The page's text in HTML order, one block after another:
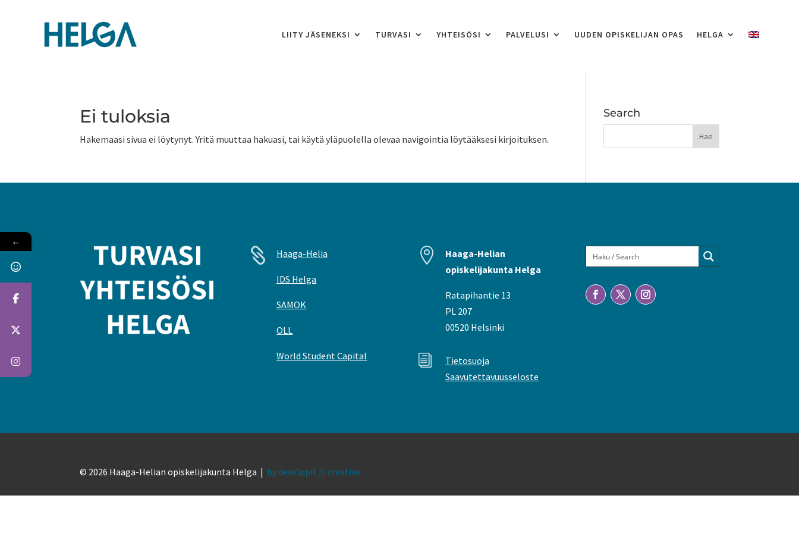
LIITY JÄSENEKSI TURVASI YHTEISÖSI PALVELUSI UUDEN OPISKELIJAN OPAS HELGA
Ei tuloksia
Hakemaasi sivua ei löytynyt. Yritä muuttaa hakuasi, tai käytä yläpuolella olevaa navigointia löytääksesi kirjoituksen.
Search
 Haaga-Helia
IDS Helga
SAMOK
OLL
World Student Capital

Haaga-Helian
opiskelijakunta Helga
Ratapihantie 13
PL 207
00520 Helsinki
i
Tietosuoja
Saavutettavuusseloste
© 2026 Haaga-Helian opiskelijakunta Helga | by developit // creative
←